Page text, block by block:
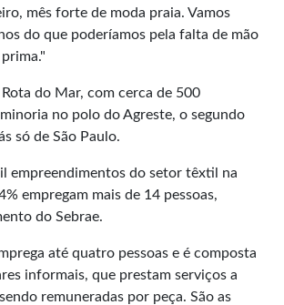
mês forte de moda praia. Vamos
do que poderíamos pela falta de mão
Rota do Mar, com cerca de 500
no polo do Agreste, o segundo
só de São Paulo.
empreendimentos do setor têxtil na
empregam mais de 14 pessoas,
do Sebrae.
até quatro pessoas e é composta
informais, que prestam serviços a
remuneradas por peça. São as